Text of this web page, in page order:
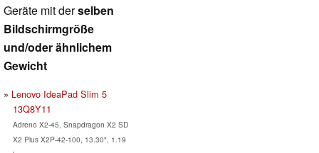
Geräte mit derselben
Bildschirmgröße
und/oder ähnlichem
Gewicht
Lenovo IdeaPad Slim 5
13Q8Y11
Adreno X2-45, Snapdragon X2 SD
X2 Plus X2P-42-100, 13.30", 1.19